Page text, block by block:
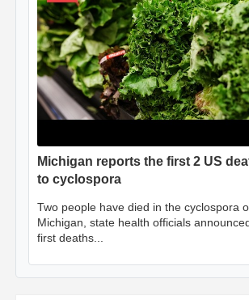
Michigan reports the first 2 US
to cyclospora
Two people have died in the cyclospora
Michigan, state health officials
first deaths...